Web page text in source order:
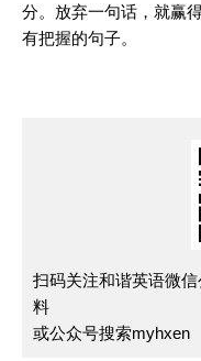
分。放弃一句话，就赢
有把握的句子。
扫码关注和谐英语微
料
或公众号搜索myhxen